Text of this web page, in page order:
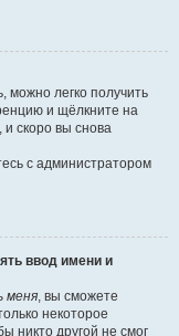
можно легко получить
и щёлкните на
и скоро вы снова
с администратором
ввод имени и
меня, вы сможете
некоторое
никто другой не смог